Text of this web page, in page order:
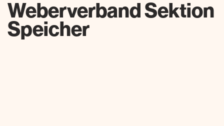
Weberverband Sektion
Speicher